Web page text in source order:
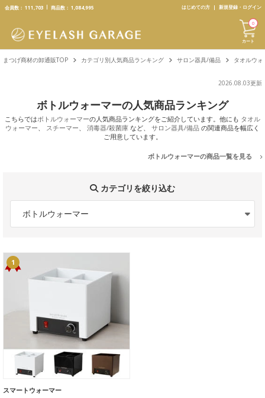
text.skipToContent
text.skipToNavigation
会員数： 111,703 商品数： 1,084,995 はじめての方 新規登録・ログイン
カート
0
まつげ商材の卸通販TOP カテゴリ別人気商品ランキング サロン器具/備品 タオルウ
2026.08.03更新
ボトルウォーマーの人気商品ランキング
こちらではボトルウォーマーの人気商品ランキングをご紹介しています。他にも タオル
ウォーマー、 スチーマー、 消毒器/殺菌庫 など、 サロン器具/備品 の関連商品を幅広く
ご用意しています。
ボトルウォーマーの商品一覧を見る
カテゴリを絞り込む
ボトルウォーマー
1
スマートウォーマー